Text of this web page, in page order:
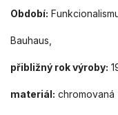
Období:
Bauhaus,
přibližný rok výroby:
materiál: